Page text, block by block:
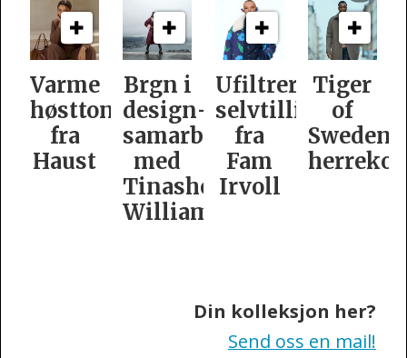
Brgn i
design­
samarbeid
med
Williamson
Ufiltrert
selvtillit
fra
Fam
Irvoll
Tiger
of
Swedens
herrekolleksjon
Slik
er
dame­
Din kolleksjon her?
Send oss en mail!